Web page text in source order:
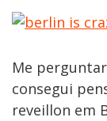
Me
consegui
reveillon em